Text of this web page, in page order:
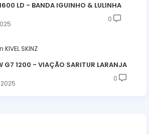
LD - BANDA IGUINHO & LULINHA
0
KIVEL SKINZ
G7 1200 - VIAÇÃO SARITUR LARANJA
0